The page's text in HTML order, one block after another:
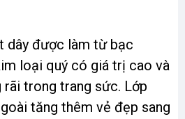
dây được làm từ bạc
loại quý có giá trị cao và
trong trang sức. Lớp
tăng thêm vẻ đẹp sang